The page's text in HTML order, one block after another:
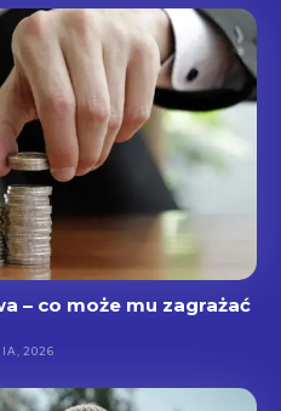
– co może mu zagrażać
2026